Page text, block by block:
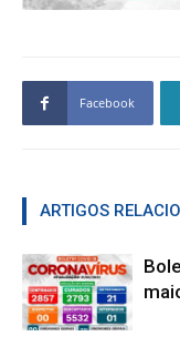
Facebook
ARTIGOS